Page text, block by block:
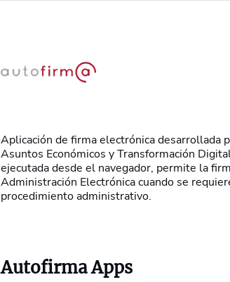
Aplicación de firma electrónica desarrollada
Asuntos Económicos y Transformación
ejecutada desde el navegador, permite la
Administración Electrónica cuando se
procedimiento administrativo.
Autofirma Apps